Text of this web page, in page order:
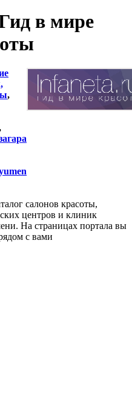
в мире
,
салонов красоты,
центров и клиник
На страницах портала вы
с вами